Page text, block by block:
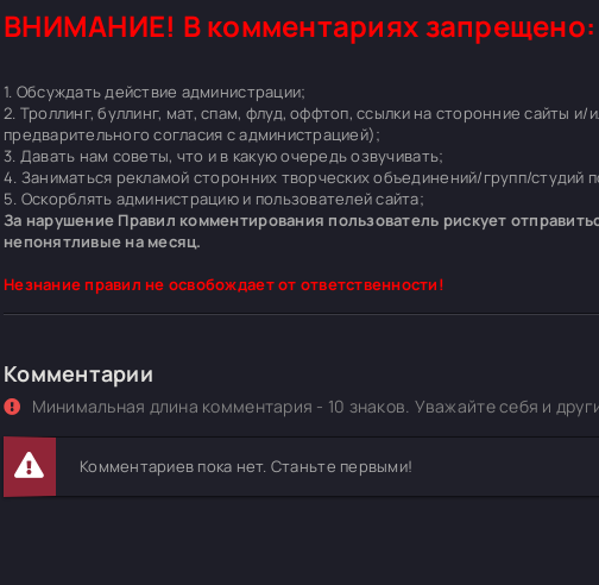
ВНИМАНИЕ! В комментариях запрещено:
1. Обсуждать действие администрации;
2. Троллинг, буллинг, мат, спам, флуд, оффтоп, ссылки на сторонние сайты и/
предварительного согласия с администрацией);
3. Давать нам советы, что и в какую очередь озвучивать;
4. Заниматься рекламой сторонних творческих объединений/групп/студий
5. Оскорблять администрацию и пользователей сайта;
За нарушение Правил комментирования пользователь рискует
непонятливые на месяц.
Незнание правил не освобождает от ответственности!
Комментарии
Минимальная длина комментария - 10 знаков. Уважайте себя и
Комментариев пока нет. Станьте первыми!